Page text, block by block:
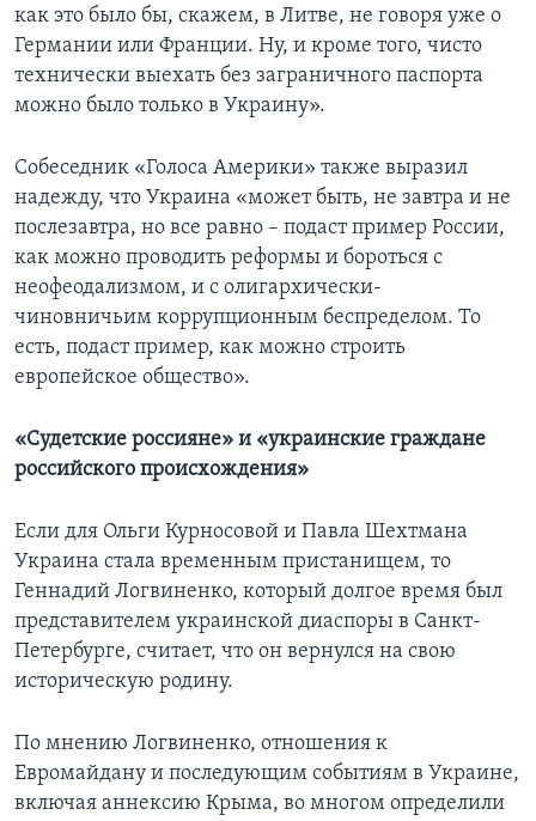
как это было бы, скажем, в Литве, не говоря уже о
Германии или Франции. Ну, и кроме того, чисто
технически выехать без заграничного паспорта
можно было только в Украину».
Собеседник «Голоса Америки» также выразил
надежду, что Украина «может быть, не завтра и не
послезавтра, но все равно – подаст пример России,
как можно проводить реформы и бороться с
неофеодализмом, и с олигархически-
чиновничьим коррупционным беспределом. То
есть, подаст пример, как можно строить
европейское общество».
«Судетские россияне» и «украинские граждане
российского происхождения»
Если для Ольги Курносовой и Павла Шехтмана
Украина стала временным пристанищем, то
Геннадий Логвиненко, который долгое время был
представителем украинской диаспоры в Санкт-
Петербурге, считает, что он вернулся на свою
историческую родину.
По мнению Логвиненко, отношения к
Евромайдану и последующим событиям в Украине,
включая аннексию Крыма, во многом определили